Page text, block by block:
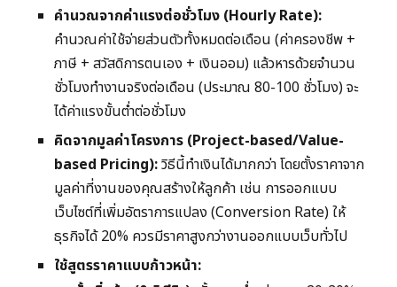
คำนวณจากค่าแรงต่อชั่วโมง (Hourly Rate):
คำนวณค่าใช้จ่ายส่วนตัวทั้งหมดต่อเดือน (ค่าครองชีพ +
ภาษี + สวัสดิการตนเอง + เงินออม) แล้วหารด้วยจำนวน
ชั่วโมงทำงานจริงต่อเดือน (ประมาณ 80-100 ชั่วโมง) จะ
ได้ค่าแรงขั้นต่ำต่อชั่วโมง
คิดจากมูลค่าโครงการ (Project-based/Value-
based Pricing):วิธีนี้ทำเงินได้มากกว่า โดยตั้งราคาจาก
มูลค่าที่งานของคุณสร้างให้ลูกค้า เช่น การออกแบบ
เว็บไซต์ที่เพิ่มอัตราการแปลง (Conversion Rate) ให้
ธุรกิจได้ 20% ควรมีราคาสูงกว่างานออกแบบเว็บทั่วไป
ใช้สูตรราคาแบบก้าวหน้า: